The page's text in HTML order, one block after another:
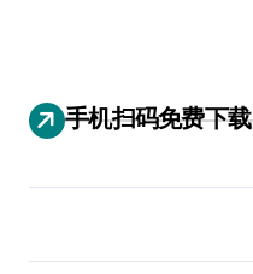
手机扫码免费下载